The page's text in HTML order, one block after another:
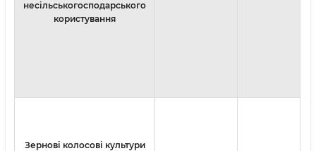
несільськогосподарського
користування
Зернові колосові культури